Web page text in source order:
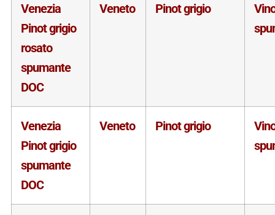
Venezia
Pinot grigio
rosato
spumante
DOC
Veneto Pinot grigio
Venezia
Pinot grigio
spumante
DOC
Veneto Pinot grigio